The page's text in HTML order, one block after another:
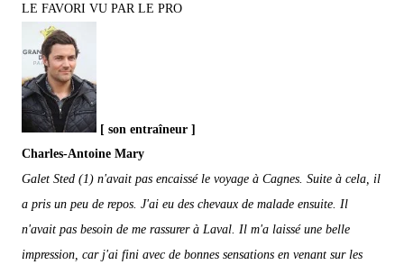
LE FAVORI VU PAR LE PRO
[ son entraîneur ]
Charles-Antoine Mary
Galet Sted (1) n'avait pas encaissé le voyage à Cagnes. Suite à cela, il
a pris un peu de repos. J'ai eu des chevaux de malade ensuite. Il
n'avait pas besoin de me rassurer à Laval. Il m'a laissé une belle
impression, car j'ai fini avec de bonnes sensations en venant sur les